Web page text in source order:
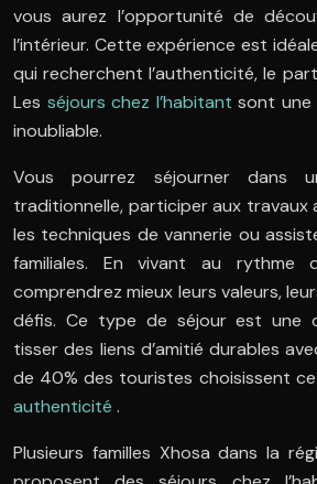
vous aurez l’opportunité de
l’intérieur. Cette expérience est
qui recherchent l’authenticité, le
Les séjours chez l’habitantsont une
inoubliable.
Vous pourrez séjourner dans
traditionnelle, participer aux travaux
les techniques de vannerie ou
familiales. En vivant au rythme
comprendrez mieux leurs valeurs,
défis. Ce type de séjour est une
tisser des liens d’amitié durables
de 40% des touristes choisissent
authenticité .
Plusieurs familles Xhosa dans la